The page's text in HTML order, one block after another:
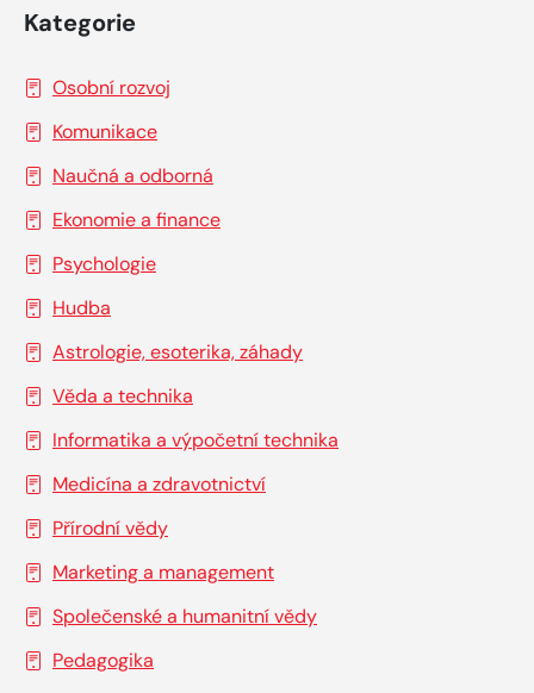
Kategorie
Osobní rozvoj
Komunikace
Naučná a odborná
Ekonomie a finance
Psychologie
Hudba
Astrologie, esoterika, záhady
Věda a technika
Informatika a výpočetní technika
Medicína a zdravotnictví
Přírodní vědy
Marketing a management
Společenské a humanitní vědy
Pedagogika